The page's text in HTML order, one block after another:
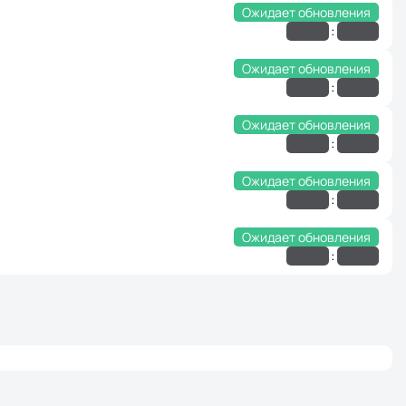
Ожидает обновления
:
Ожидает обновления
:
Ожидает обновления
:
Ожидает обновления
:
Ожидает обновления
: